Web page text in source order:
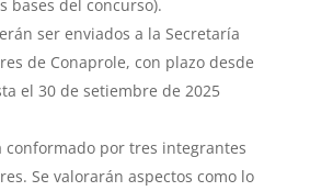
bases del concurso).
ser enviados a la Secretaría
de Conaprole, con plazo desde
el 30 de setiembre de 2025
conformado por tres integrantes
Se valorarán aspectos como lo